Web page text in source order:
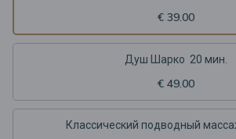
€ 39.00
Душ Шарко 20 мин.
€ 49.00
Классический подводный